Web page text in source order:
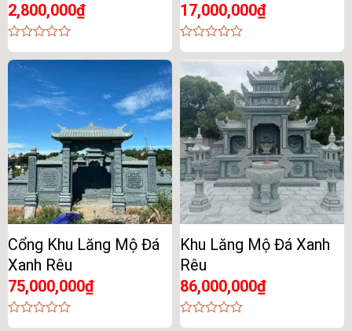
2,800,000₫
0
out
17,000,000₫
0
out
of
5
Cổng Khu Lăng Mộ Đá
Xanh Rêu
75,000,000₫
0
Khu Lăng Mộ Đá Xanh
Rêu
86,000,000₫
0